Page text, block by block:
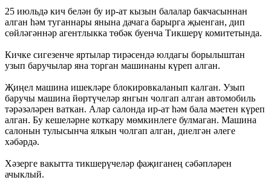
25 июльдә кич белән бу ир-ат кызын балалар бакчасыннан
алган һәм туганнары янына дачага барырга җыенган, дип
сөйләгәннәр агентлыкка төбәк буенча Тикшерү комитетында.
Кичке сигезенче яртылар тирәсендә юлдагы борылыштан
узып баручылар яна торган машинаны күреп алган.
Җиңел машина ишекләре блокировкаланып калган. Узып
баручы машина йөртүчеләр янгын чолгап алган автомобиль
тәрәзәләрен ваткан. Алар салонда ир-ат һәм бала мәетен күреп
алган. Бу кешеләрне коткару мөмкинлеге булмаган. Машина
салонын тулысынча ялкын чолгап алган, диелгән әлеге
хәбәрдә.
Хәзерге вакытта тикшерүчеләр фаҗиганең сәбәпләрен
ачыклый.